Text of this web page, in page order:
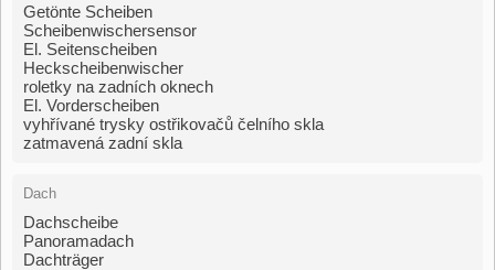
Getönte Scheiben
Scheibenwischersensor
El. Seitenscheiben
Heckscheibenwischer
roletky na zadních oknech
El. Vorderscheiben
vyhřívané trysky ostřikovačů čelního skla
zatmavená zadní skla
Dach
Dachscheibe
Panoramadach
Dachträger